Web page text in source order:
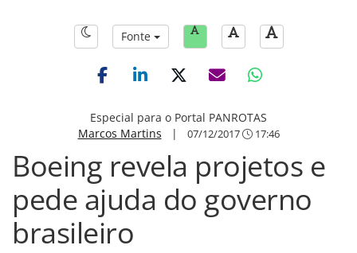
Fonte
Especial para o Portal PANROTAS
Marcos Martins | 07/12/2017 17:46
Boeing revela projetos e
pede ajuda do governo
brasileiro